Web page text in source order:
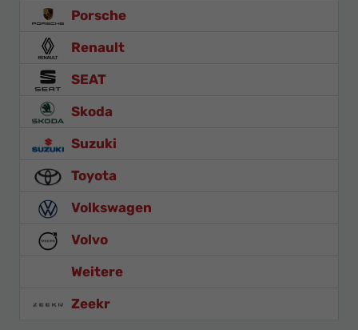
Porsche
Renault
SEAT
Skoda
Suzuki
Toyota
Volkswagen
Volvo
Weitere
Zeekr